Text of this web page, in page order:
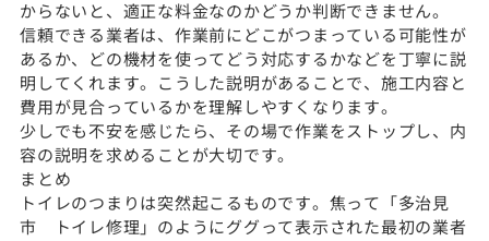
からないと、適正な料金なのかどうか判断できません。
信頼できる業者は、作業前にどこがつまっている可能性が
あるか、どの機材を使ってどう対応するかなどを丁寧に説
明してくれます。こうした説明があることで、施工内容と
費用が見合っているかを理解しやすくなります。
少しでも不安を感じたら、その場で作業をストップし、内
容の説明を求めることが大切です。
まとめ
トイレのつまりは突然起こるものです。焦って「多治見
市 トイレ修理」のようにググって表示された最初の業者